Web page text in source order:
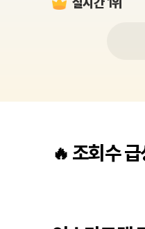
🔥 조회수